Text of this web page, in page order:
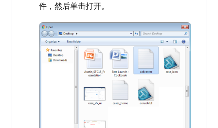
件，然后单击打开。